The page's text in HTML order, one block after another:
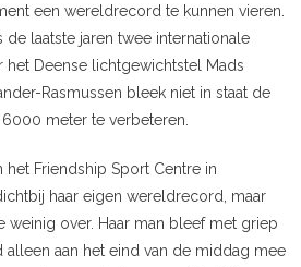
een wereldrecord te kunnen vieren.
de laatste jaren twee internationale
Deense lichtgewichtstel Mads
Rasmussen bleek niet in staat de
meter te verbeteren.
Friendship Sport Centre in
haar eigen wereldrecord, maar
weinig over. Haar man bleef met griep
alleen aan het eind van de middag mee